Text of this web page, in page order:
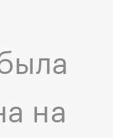
на